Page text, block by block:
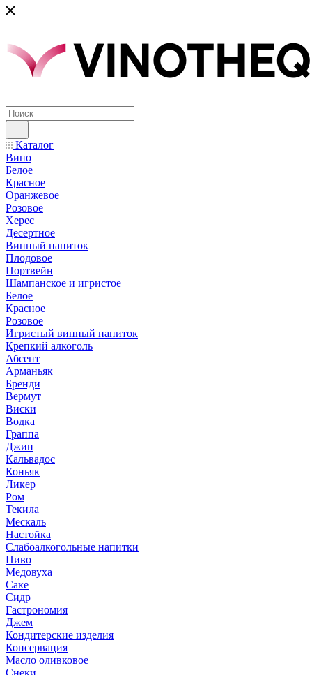
Каталог
Вино
Белое
Красное
Оранжевое
Розовое
Херес
Десертное
Винный напиток
Плодовое
Портвейн
Шампанское и игристое
Белое
Красное
Розовое
Игристый винный напиток
Крепкий алкоголь
Абсент
Арманьяк
Бренди
Вермут
Виски
Водка
Граппа
Джин
Кальвадос
Коньяк
Ликер
Ром
Текила
Мескаль
Настойка
Слабоалкогольные напитки
Пиво
Медовуха
Саке
Сидр
Гастрономия
Джем
Кондитерские изделия
Консервация
Масло оливковое
Снеки